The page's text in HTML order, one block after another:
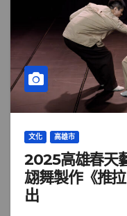
文化 高雄市
2025高雄春天
翃舞製作《推
出